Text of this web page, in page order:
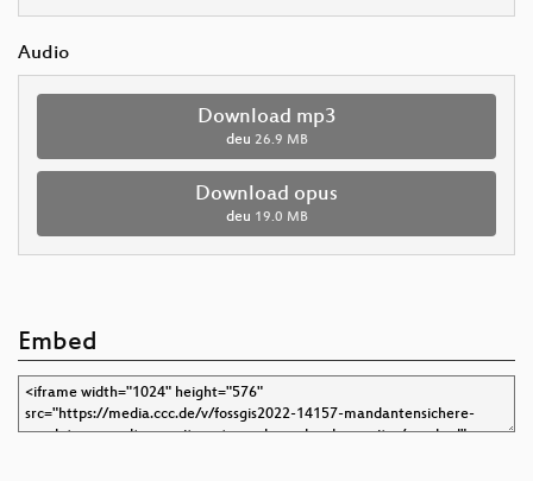
Audio
Download mp3
deu 26.9 MB
Download opus
deu 19.0 MB
Embed